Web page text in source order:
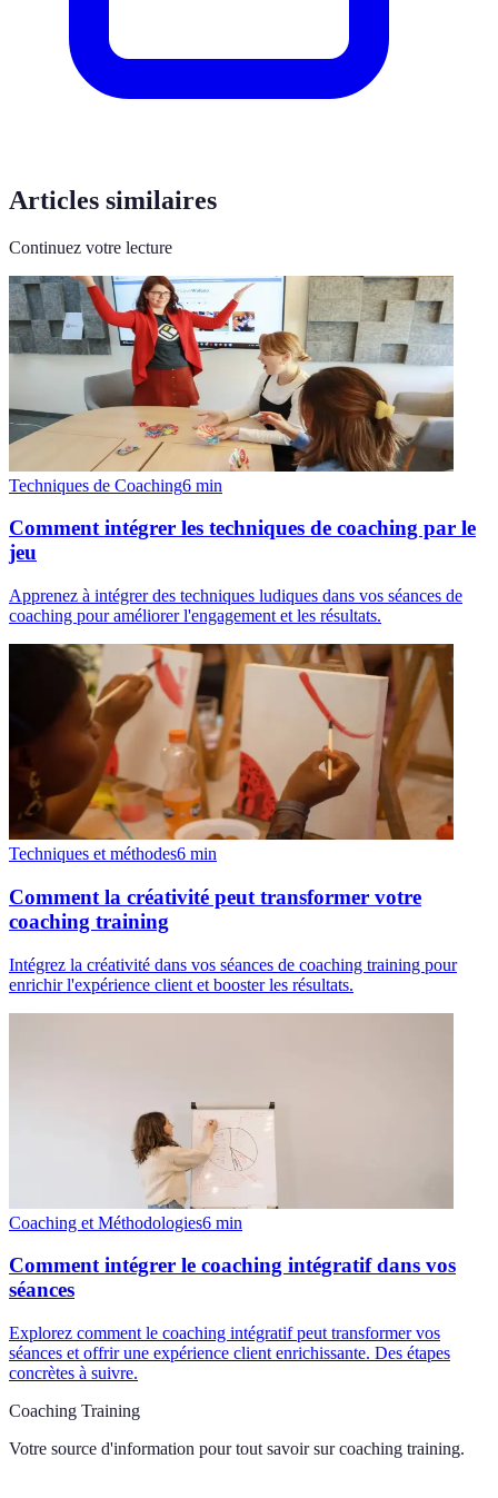
Articles similaires
Continuez votre lecture
Techniques de Coaching6 min
Comment intégrer les techniques de coaching par le
jeu
Apprenez à intégrer des techniques ludiques dans vos séances de
coaching pour améliorer l'engagement et les résultats.
Techniques et méthodes6 min
Comment la créativité peut transformer votre
coaching training
Intégrez la créativité dans vos séances de coaching training pour
enrichir l'expérience client et booster les résultats.
Coaching et Méthodologies6 min
Comment intégrer le coaching intégratif dans vos
séances
Explorez comment le coaching intégratif peut transformer vos
séances et offrir une expérience client enrichissante. Des étapes
concrètes à suivre.
Coaching Training
Votre source d'information pour tout savoir sur coaching training.